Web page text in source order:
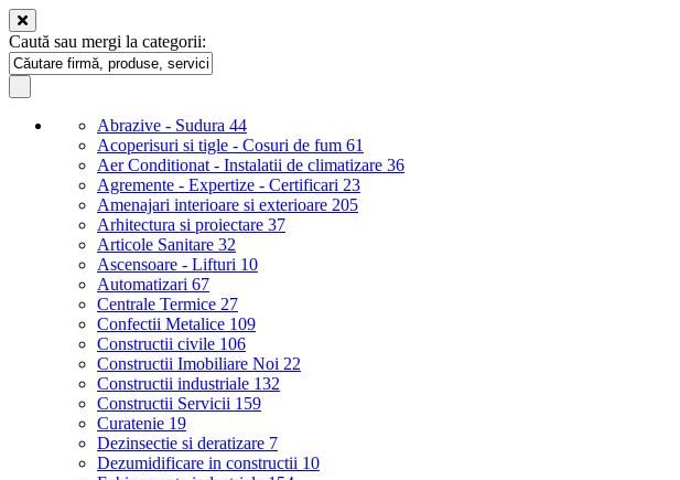
Caută sau mergi la categorii:
Abrazive - Sudura 44
Acoperisuri si tigle - Cosuri de fum 61
Aer Conditionat - Instalatii de climatizare 36
Agremente - Expertize - Certificari 23
Amenajari interioare si exterioare 205
Arhitectura si proiectare 37
Articole Sanitare 32
Ascensoare - Lifturi 10
Automatizari 67
Centrale Termice 27
Confectii Metalice 109
Constructii civile 106
Constructii Imobiliare Noi 22
Constructii industriale 132
Constructii Servicii 159
Curatenie 19
Dezinsectie si deratizare 7
Dezumidificare in constructii 10